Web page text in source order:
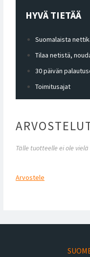
HYVÄ TIETÄÄ
Suomalaista
Tilaa netistä,
30 päivän
Toimitusajat
Tälle tuotteelle ei ole
Arvostele